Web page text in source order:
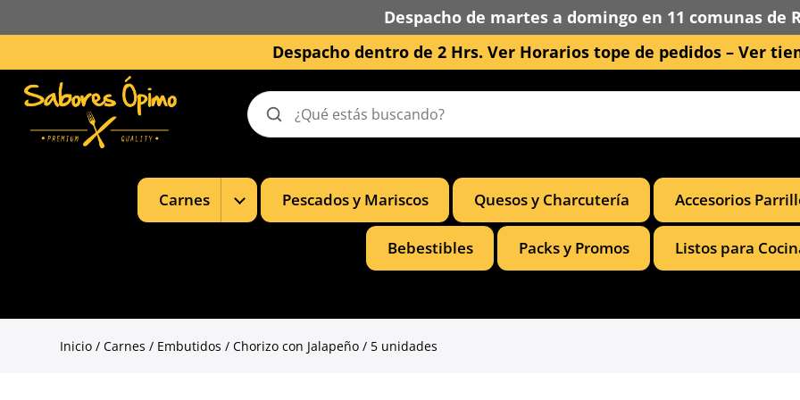
Despacho de martes a domingo en 11 comunas de
Despacho dentro de 2 Hrs. Ver Horarios tope de pedidos – Ver
Buscar
Carnes
Mostrar
subcategoríasPescados y Mariscos Quesos y Charcutería Accesorios
Bebestibles Packs y Promos Listos para
Inicio /Carnes / Embutidos / Chorizo con Jalapeño / 5 unidades